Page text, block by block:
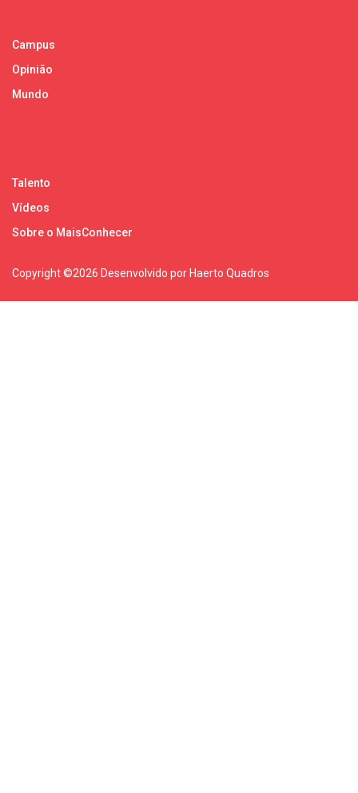
Campus
Opinião
Mundo
Talento
Vídeos
Sobre o MaisConhecer
Copyright ©2026 Desenvolvido por Haerto Quadros